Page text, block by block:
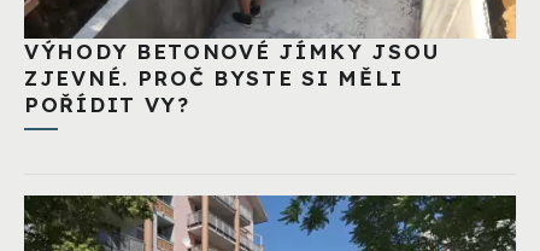
VÝHODY BETONOVÉ JÍMKY JSOU
ZJEVNÉ. PROČ BYSTE SI MĚLI
POŘÍDIT VY?